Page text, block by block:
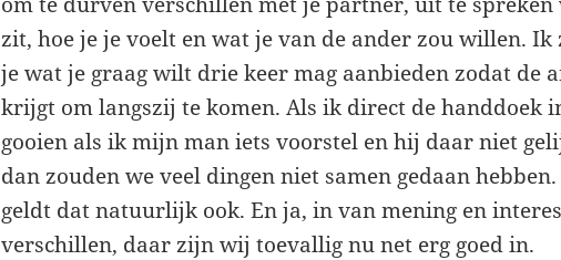
zit, hoe je je voelt en wat je van de ander zou willen.
je wat je graag wilt drie keer mag aanbieden zodat de
krijgt om langszij te komen. Als ik direct de handdoek
gooien als ik mijn man iets voorstel en hij daar niet
dan zouden we veel dingen niet samen gedaan
geldt dat natuurlijk ook. En ja, in van mening en
verschillen, daar zijn wij toevallig nu net erg goed in.